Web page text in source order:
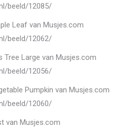
beeld/12085/
Leaf van Musjes.com
beeld/12062/
Tree Large van Musjes.com
beeld/12056/
Pumpkin van Musjes.com
beeld/12060/
van Musjes.com